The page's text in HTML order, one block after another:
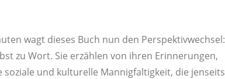
wagt die­ses Buch nun den Per­spek­tiv­wech­sel:
zu Wort. Sie erzäh­len von ihren Erin­ne­run­gen,
und kul­tu­rel­le Man­nig­fal­tig­keit, die jen­seits